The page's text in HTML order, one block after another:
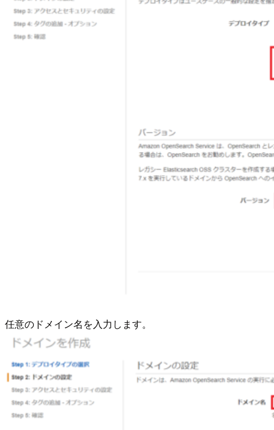
任意のドメイン名を入力します。